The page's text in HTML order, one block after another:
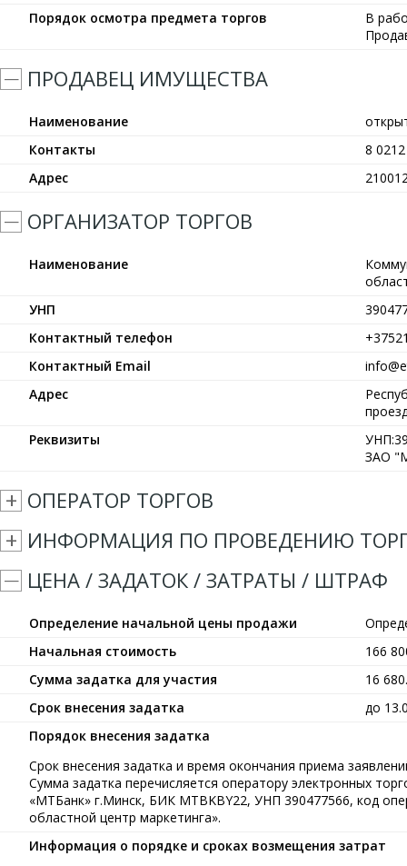
Порядок осмотра предмета торгов
В
ПРОДАВЕЦ ИМУЩЕСТВА
Наименование
Контакты
8
Адрес
ОРГАНИЗАТОР ТОРГОВ
Наименование
УНП
Контактный телефон
Контактный Email
Адрес
Реквизиты
ЗАО
ОПЕРАТОР ТОРГОВ
ИНФОРМАЦИЯ ПО ПРОВЕДЕНИЮ
ЦЕНА / ЗАДАТОК / ЗАТРАТЫ / ШТРАФ
Определение начальной цены продажи
Начальная стоимость
166
Сумма задатка для участия
16
Срок внесения задатка
до
Порядок внесения задатка
Срок внесения задатка и время окончания приема
Сумма задатка перечисляется оператору электронных
«МТБанк» г.Минск, БИК MTBKBY22, УНП 390477566, код
областной центр маркетинга».
Информация о порядке и сроках возмещения затрат